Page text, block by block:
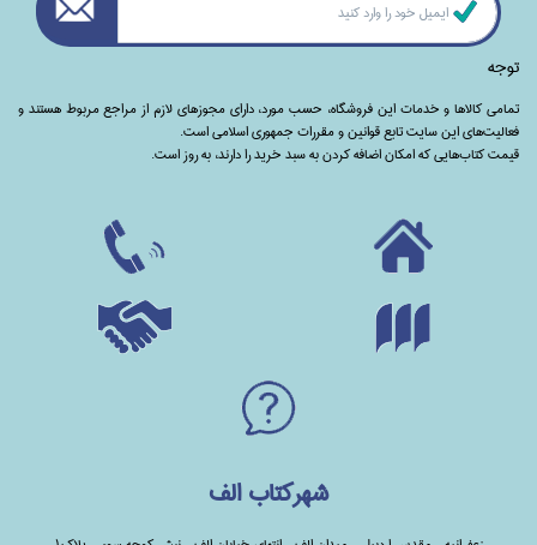
توجه
تمامی‌ کالاها و خدمات این فروشگاه، حسب مورد،‌ دارای مجوزهای لازم از مراجع مربوط هستند ‌و‌‌
فعالیت‌های این سایت تابع قوانین و مقررات جمهوری اسلامی است.
قیمت کتاب‌هایی که امکان اضافه کردن به سبد خرید را دارند،‌ به روز است.
شهرکتاب الف